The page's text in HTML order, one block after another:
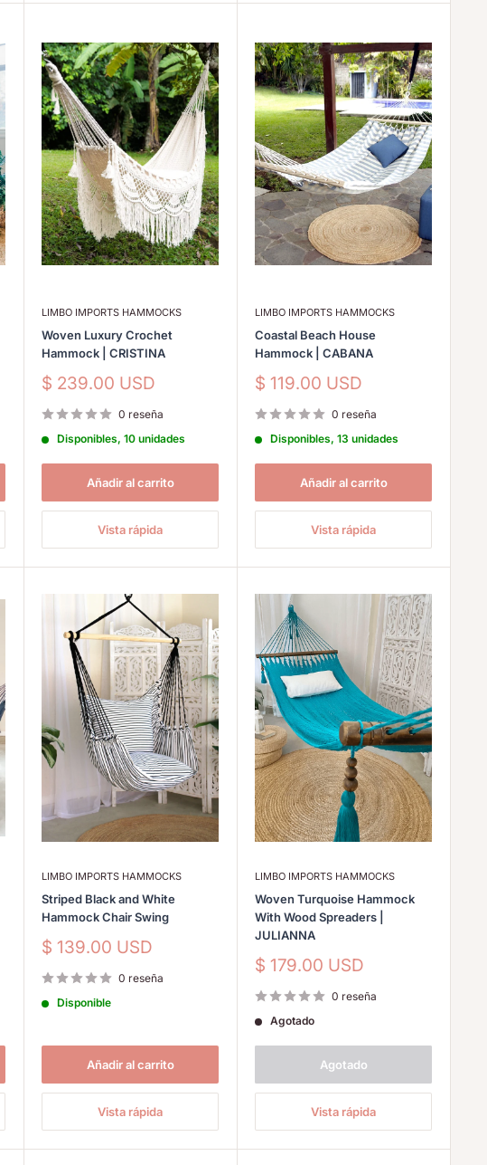
LIMBO IMPORTS HAMMOCKS
Woven Luxury Crochet
Hammock | CRISTINA
Precio
venta
$ 239.00 USD
0 reseña
Disponibles, 10 unidades
Añadir al carrito
Vista rápida
LIMBO IMPORTS HAMMOCKS
Coastal Beach House
Hammock | CABANA
Precio
venta
$ 119.00 USD
0 reseña
Disponibles, 13 unidades
Añadir al carrito
Vista rápida
LIMBO IMPORTS HAMMOCKS
Striped Black and White
Hammock Chair Swing
Precio
venta
$ 139.00 USD
0 reseña
Disponible
Añadir al carrito
Vista rápida
LIMBO IMPORTS HAMMOCKS
Woven Turquoise Hammock
With Wood Spreaders |
JULIANNA
Precio
venta
$ 179.00 USD
0 reseña
Agotado
Agotado
Vista rápida